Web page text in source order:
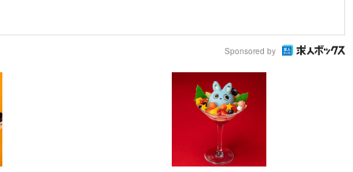
Sponsored by